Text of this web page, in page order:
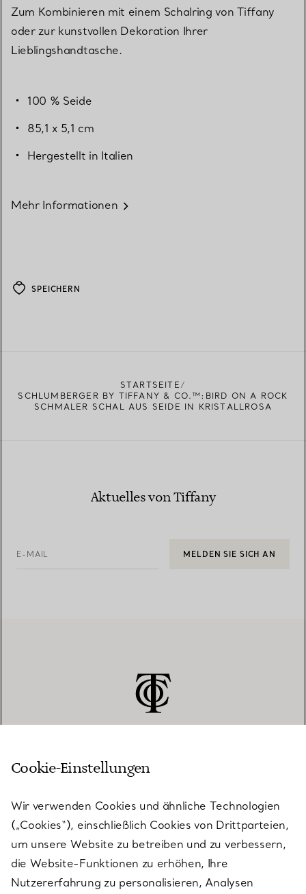
Zum Kombinieren mit einem Schalring von Tiffany
oder zur kunstvollen Dekoration Ihrer
Lieblingshandtasche.
100 % Seide
85,1 x 5,1 cm
Hergestellt in Italien
Mehr Informationen
SPEICHERN
STARTSEITE
SCHLUMBERGER BY TIFFANY & CO.™:BIRD ON A ROCK
SCHMALER SCHAL AUS SEIDE IN KRISTALLROSA
Aktuelles von Tiffany
E-MAIL MELDEN SIE SICH AN
KUNDENSERVICE
SERVICES
ÜBER TIFFANY & CO.
Cookie-Einstellungen
Wir verwenden Cookies und ähnliche Technologien
(„Cookies“), einschließlich Cookies von Drittparteien,
um unsere Website zu betreiben und zu verbessern,
die Website-Funktionen zu erhöhen, Ihre
Nutzererfahrung zu personalisieren, Analysen